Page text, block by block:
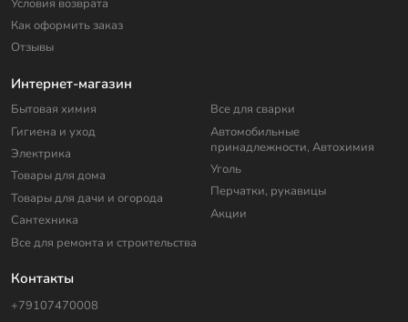
Как оформить заказ
Отзывы
Интернет-магазин
Бытовая химия
Гигиена и уход
Электрика
Товары для дома
Товары для дачи и огорода
Сантехника
Все для ремонта и строительства
Все для сварки
Автомобильные
принадлежности, Автохимия
Уголь
Перчатки, рукавицы
Акции
Контакты
+79107470008